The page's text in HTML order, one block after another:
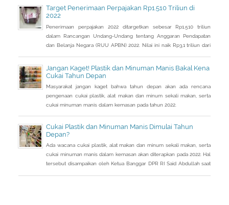
Target Penerimaan Perpajakan Rp1.510 Triliun di
2022
Penerimaan perpajakan 2022 ditargetkan sebesar Rp1.510 triliun
dalam Rancangan Undang-Undang tentang Anggaran Pendapatan
dan Belanja Negara (RUU APBN) 2022. Nilai ini naik Rp3,1 triliun dari
pada 16 Agustus 2021.
Jangan Kaget! Plastik dan Minuman Manis Bakal Kena
Cukai Tahun Depan
Masyarakat jangan kaget bahwa tahun depan akan ada rencana
pengenaan cukai plastik, alat makan dan minum sekali makan, serta
cukai minuman manis dalam kemasan pada tahun 2022.
Cukai Plastik dan Minuman Manis Dimulai Tahun
Depan?
Ada wacana cukai plastik, alat makan dan minum sekali makan, serta
cukai minuman manis dalam kemasan akan diterapkan pada 2022. Hal
tersebut disampaikan oleh Ketua Banggar DPR RI Said Abdullah saat